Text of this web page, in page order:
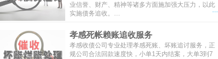
业信誉、财产、精神等诸多方面施加强大压力，以此
实施债务追收。…
...
孝感死帐赖账追收服务
孝感收债公司专业处理孝感死账、坏账追讨服务，正
规公司合法回款速度快，小单1天内结案，大单3到7